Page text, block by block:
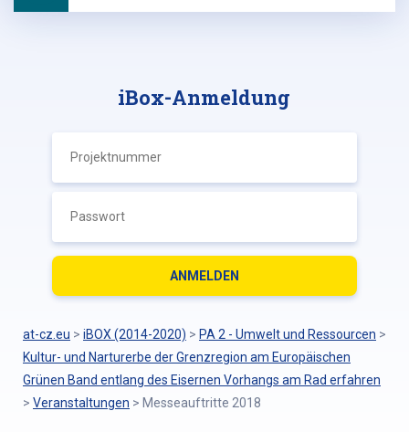
iBox-Anmeldung
at-cz.eu > iBOX (2014-2020) > PA 2 - Umwelt und Ressourcen >
Kultur- und Narturerbe der Grenzregion am Europäischen
Grünen Band entlang des Eisernen Vorhangs am Rad erfahren
> Veranstaltungen > Messeauftritte 2018